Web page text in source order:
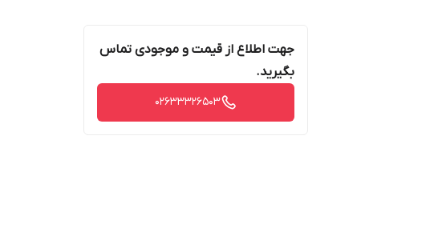
جهت اطلاع از قیمت و موجودی تماس
بگیرید.
02633326503